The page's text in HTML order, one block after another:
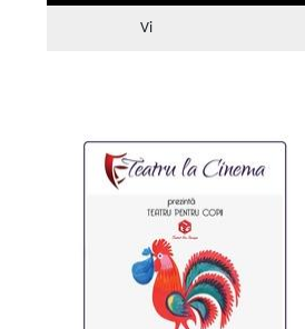
Vi